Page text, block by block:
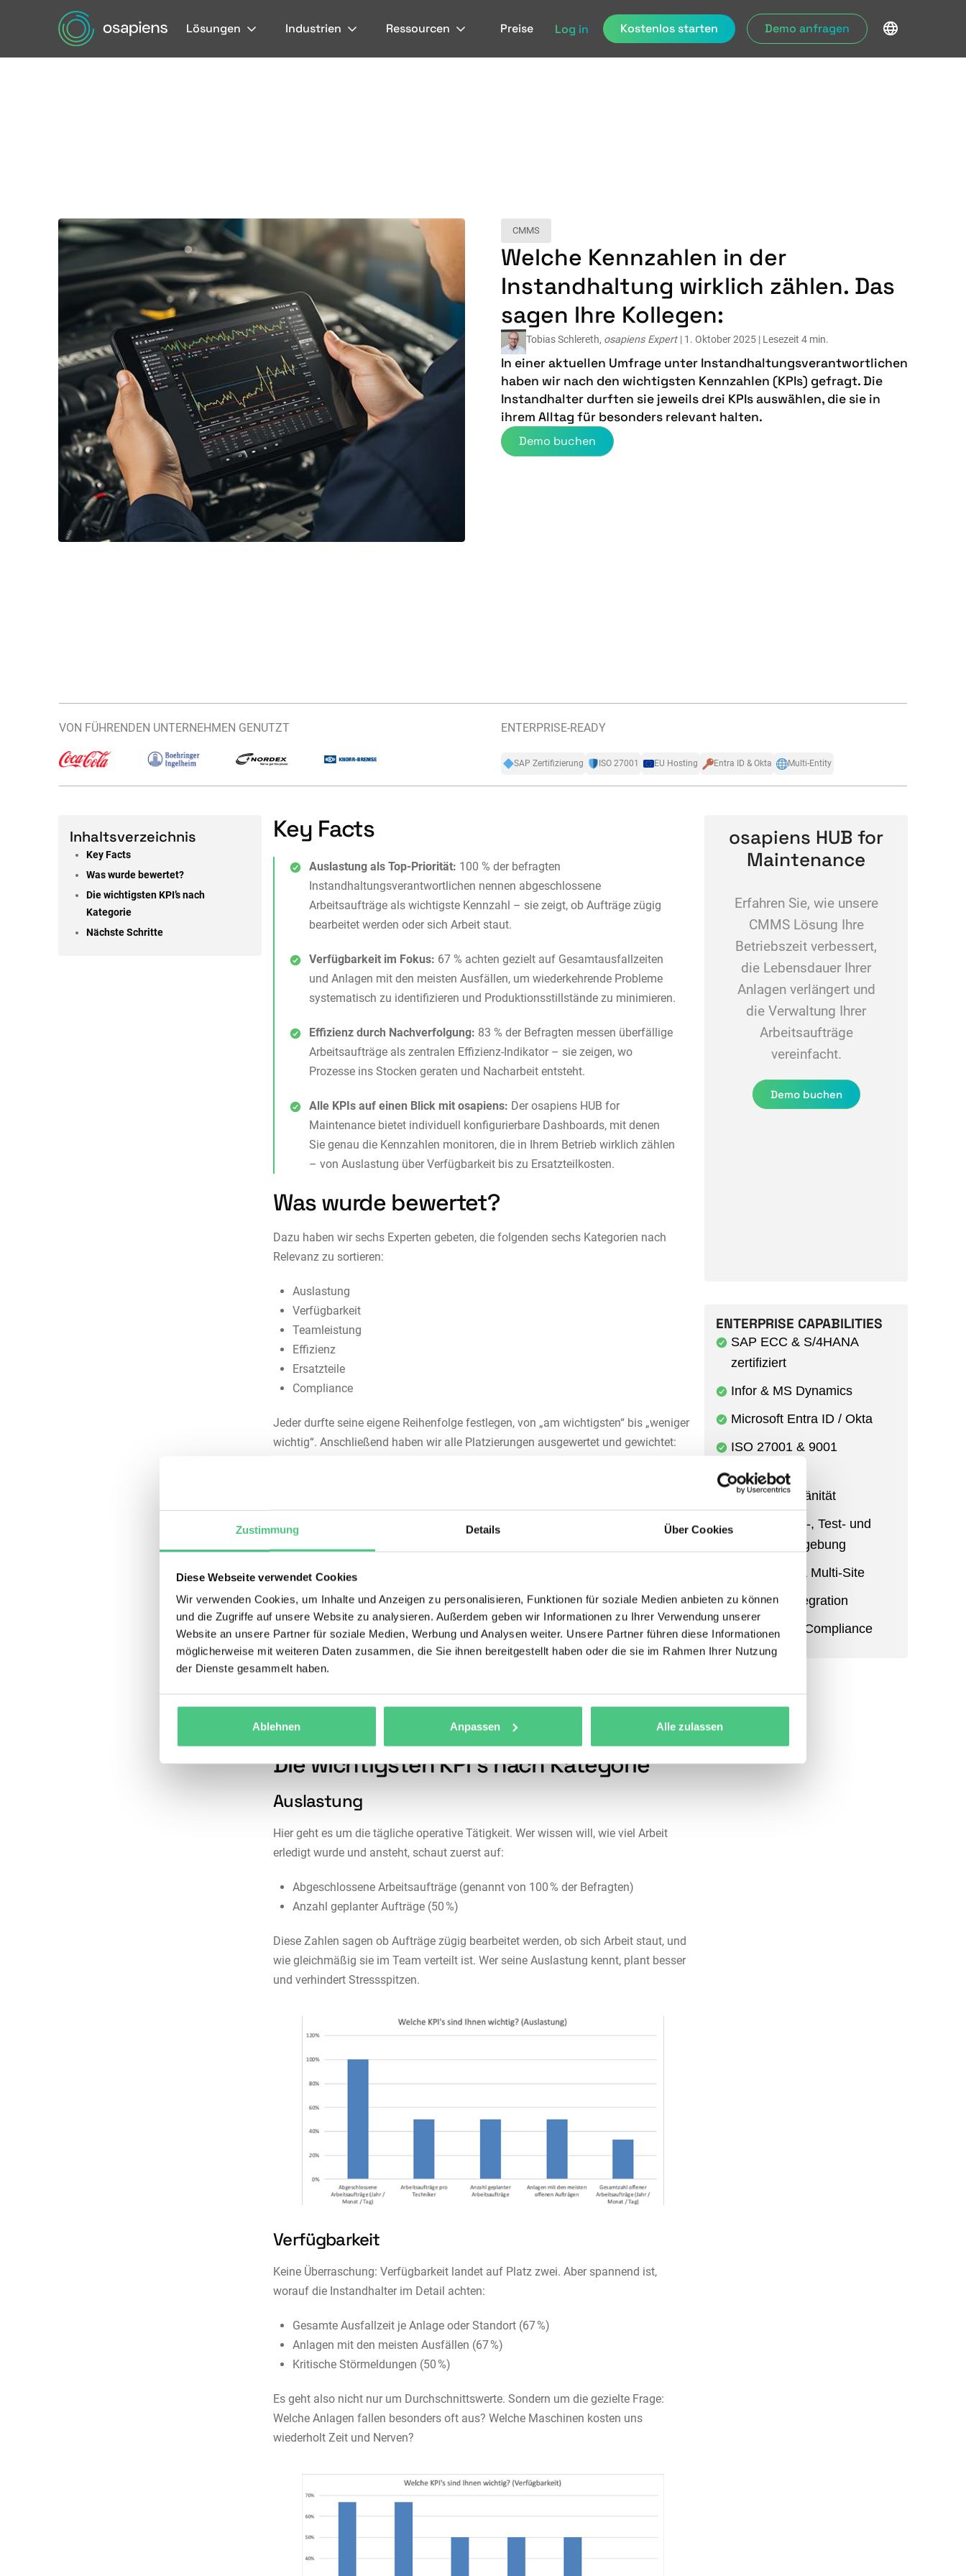
Zustimmung Details Über Cookies
Diese Webseite verwendet Cookies
Wir verwenden Cookies, um Inhalte und Anzeigen zu personalisieren, Funktionen für soziale Medien anbieten zu können
und die Zugriffe auf unsere Website zu analysieren. Außerdem geben wir Informationen zu Ihrer Verwendung unserer
Website an unsere Partner für soziale Medien, Werbung und Analysen weiter. Unsere Partner führen diese Informationen
möglicherweise mit weiteren Daten zusammen, die Sie ihnen bereitgestellt haben oder die sie im Rahmen Ihrer Nutzung
der Dienste gesammelt haben.
Ablehnen Anpassen Alle zulassen
Lösungen Industrien Ressourcen Preise Log in Kostenlos starten Demo anfragen
CMMS
Welche Kennzahlen in der
Instandhaltung wirklich zählen. Das
sagen Ihre Kollegen:
Tobias Schlereth, osapiens Expert | 1. Oktober 2025 | Lesezeit 4 min.
In einer aktuellen Umfrage unter Instandhaltungsverantwortlichen
haben wir nach den wichtigsten Kennzahlen (KPIs) gefragt. Die
Instandhalter durften sie jeweils drei KPIs auswählen, die sie in
ihrem Alltag für besonders relevant halten.
Demo buchen
VON FÜHRENDEN UNTERNEHMEN GENUTZT ENTERPRISE-READY
SAP Zertifizierung ISO 27001 EU Hosting Entra ID & Okta Multi-Entity
Inhaltsverzeichnis
Key Facts
Was wurde bewertet?
Die wichtigsten KPI’s nach
Kategorie
Nächste Schritte
Key Facts
Auslastung als Top-Priorität: 100 % der befragten
Instandhaltungsverantwortlichen nennen abgeschlossene
Arbeitsaufträge als wichtigste Kennzahl – sie zeigt, ob Aufträge zügig
bearbeitet werden oder sich Arbeit staut.
Verfügbarkeit im Fokus: 67 % achten gezielt auf Gesamtausfallzeiten
und Anlagen mit den meisten Ausfällen, um wiederkehrende Probleme
systematisch zu identifizieren und Produktionsstillstände zu minimieren.
Effizienz durch Nachverfolgung: 83 % der Befragten messen überfällige
Arbeitsaufträge als zentralen Effizienz-Indikator – sie zeigen, wo
Prozesse ins Stocken geraten und Nacharbeit entsteht.
Alle KPIs auf einen Blick mit osapiens: Der osapiens HUB for
Maintenance bietet individuell konfigurierbare Dashboards, mit denen
Sie genau die Kennzahlen monitoren, die in Ihrem Betrieb wirklich zählen
– von Auslastung über Verfügbarkeit bis zu Ersatzteilkosten.
Was wurde bewertet?
Dazu haben wir sechs Experten gebeten, die folgenden sechs Kategorien nach
Relevanz zu sortieren:
Auslastung
Verfügbarkeit
Teamleistung
Effizienz
Ersatzteile
Compliance
Jeder durfte seine eigene Reihenfolge festlegen, von „am wichtigsten“ bis „weniger
wichtig“. Anschließend haben wir alle Platzierungen ausgewertet und gewichtet:
Die wichtigsten KPI’s nach Kategorie
Auslastung
Hier geht es um die tägliche operative Tätigkeit. Wer wissen will, wie viel Arbeit
erledigt wurde und ansteht, schaut zuerst auf:
Abgeschlossene Arbeitsaufträge (genannt von 100 % der Befragten)
Anzahl geplanter Aufträge (50 %)
Diese Zahlen sagen ob Aufträge zügig bearbeitet werden, ob sich Arbeit staut, und
wie gleichmäßig sie im Team verteilt ist. Wer seine Auslastung kennt, plant besser
und verhindert Stressspitzen.
Verfügbarkeit
Keine Überraschung: Verfügbarkeit landet auf Platz zwei. Aber spannend ist,
worauf die Instandhalter im Detail achten:
Gesamte Ausfallzeit je Anlage oder Standort (67 %)
Anlagen mit den meisten Ausfällen (67 %)
Kritische Störmeldungen (50 %)
Es geht also nicht nur um Durchschnittswerte. Sondern um die gezielte Frage:
Welche Anlagen fallen besonders oft aus? Welche Maschinen kosten uns
wiederholt Zeit und Nerven?
osapiens HUB for
Maintenance
Erfahren Sie, wie unsere
CMMS Lösung Ihre
Betriebszeit verbessert,
die Lebensdauer Ihrer
Anlagen verlängert und
die Verwaltung Ihrer
Arbeitsaufträge
vereinfacht.
Demo buchen
ENTERPRISE CAPABILITIES
SAP ECC & S/4HANA
zertifiziert
Infor & MS Dynamics
Microsoft Entra ID / Okta
ISO 27001 & 9001
EU-Cloud ·
Datensouveränität
Entwicklungs-, Test- und
Produktivumgebung
Multi-Entity & Multi-Site
Power BI Integration
Audit Trail & Compliance